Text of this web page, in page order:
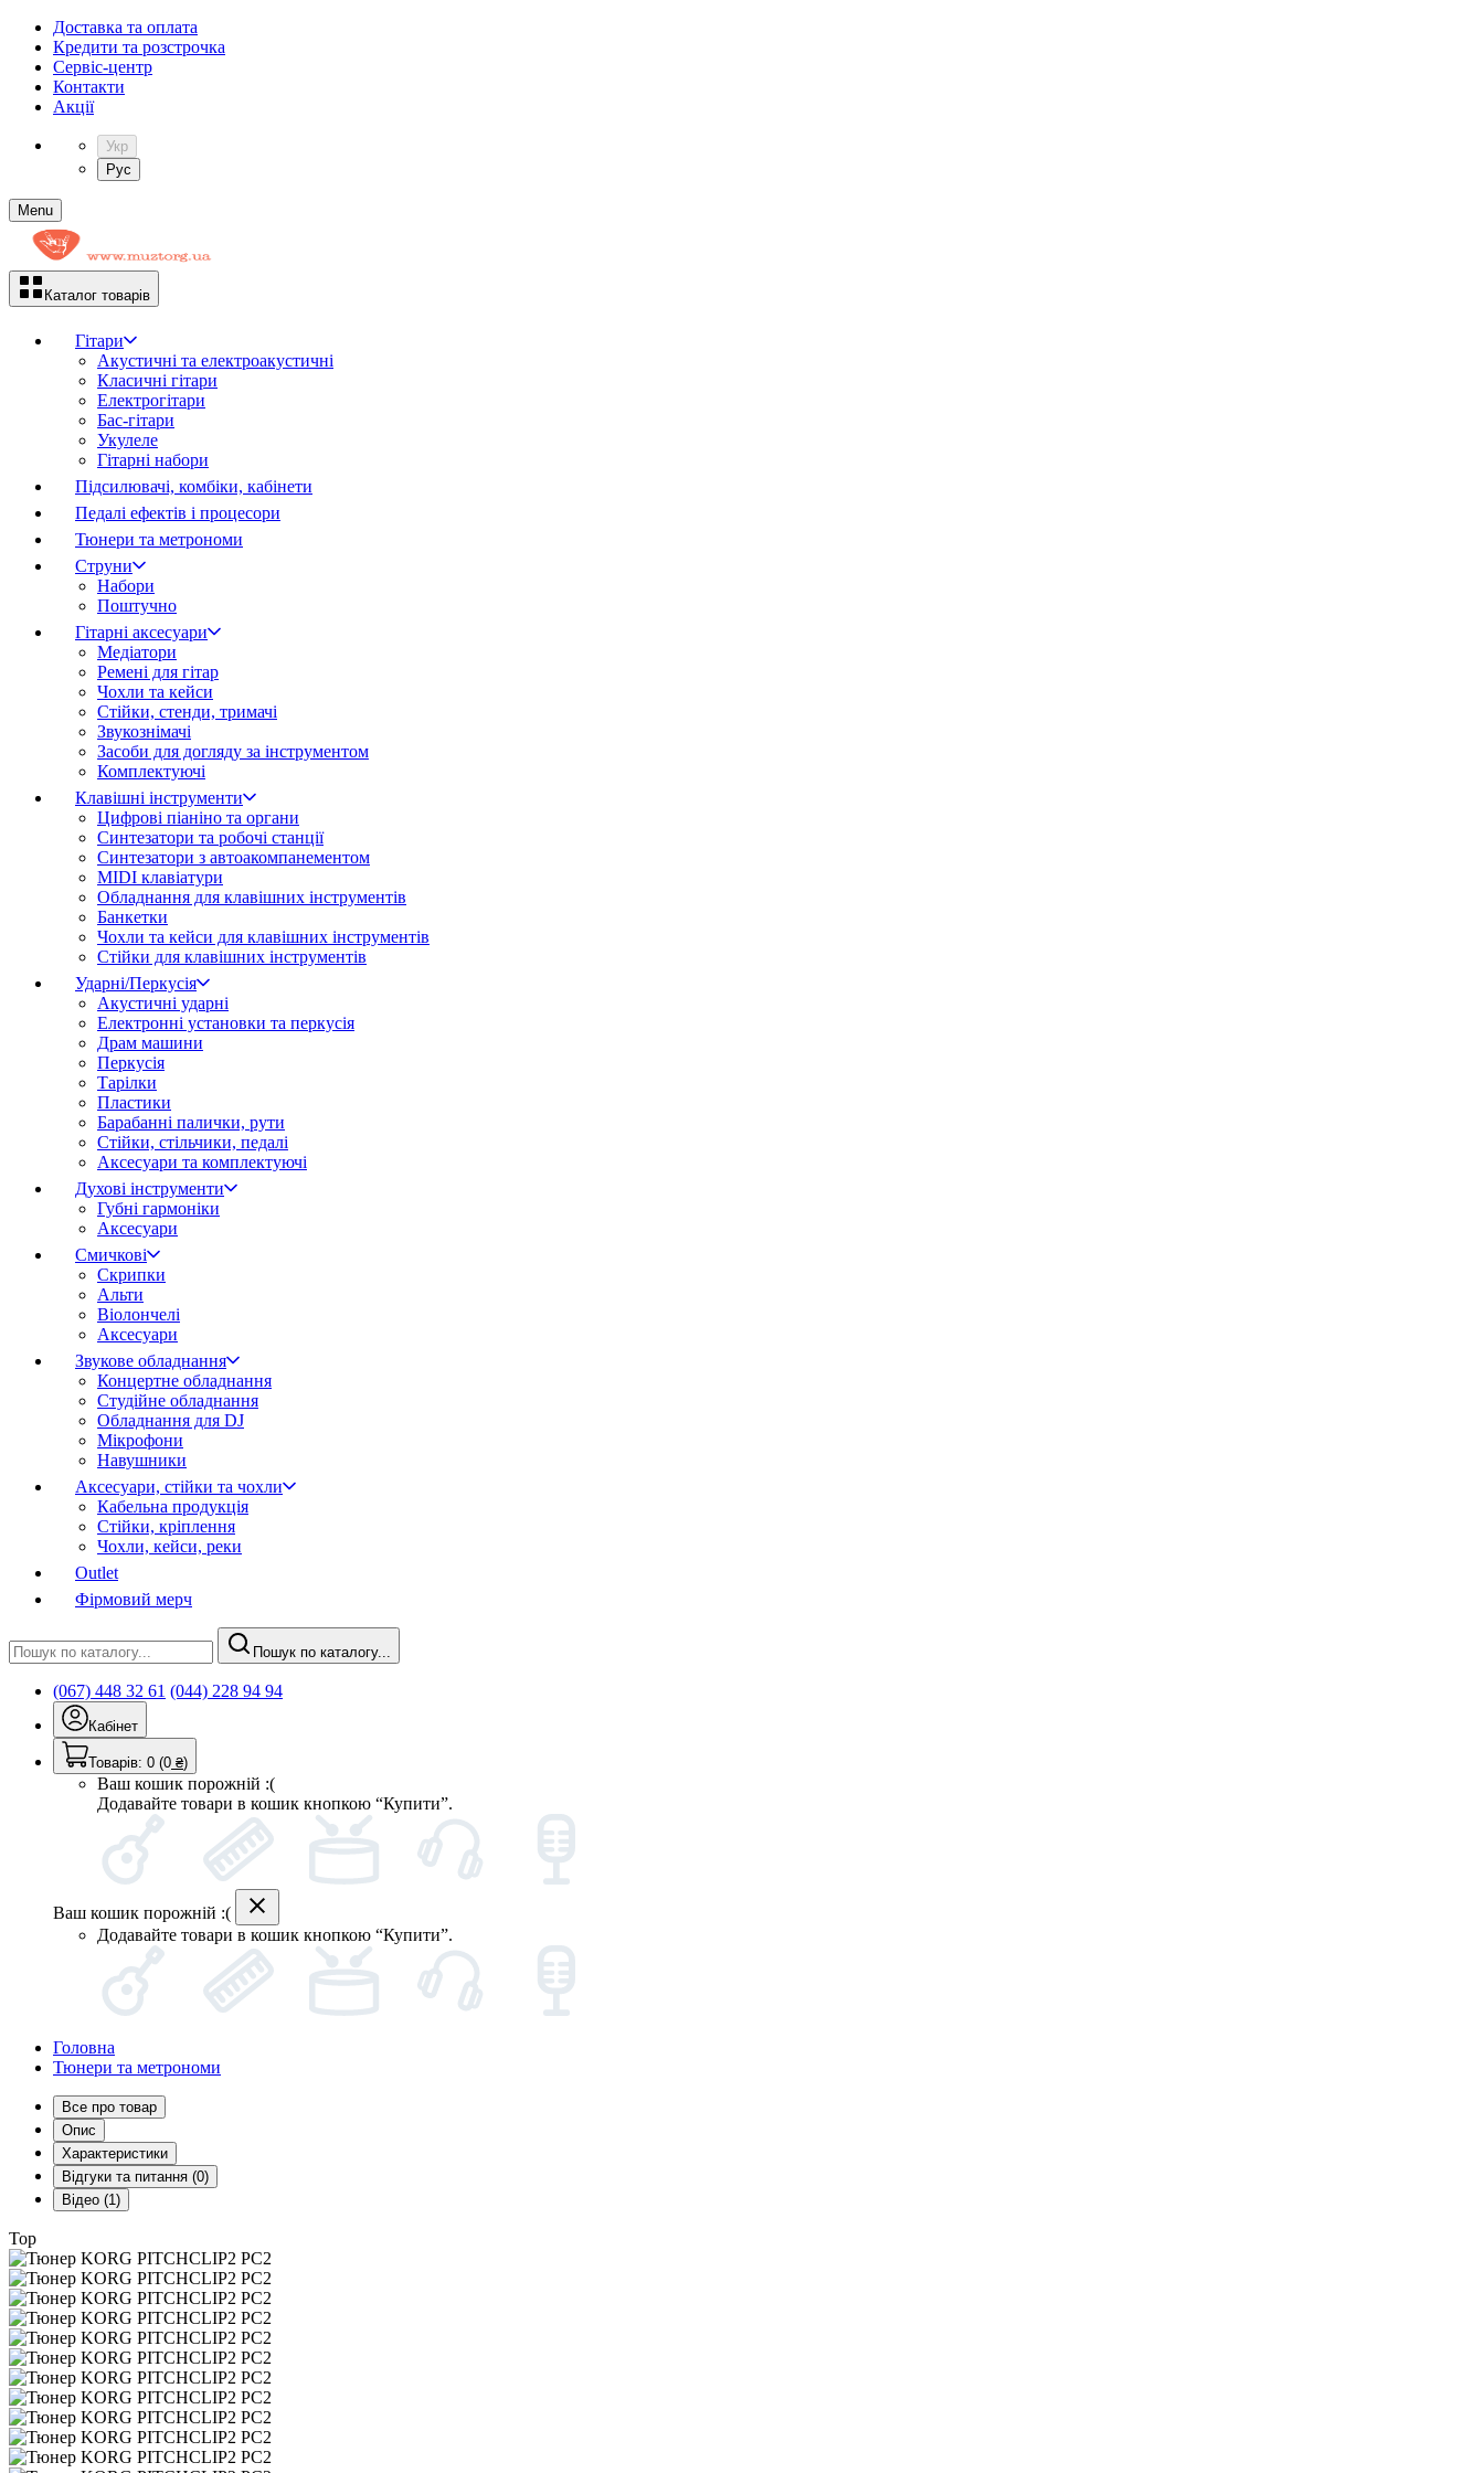
Доставка та оплата
Кредити та розстрочка
Сервіc-центр
Контакти
Акції
Укр
Рус
Menu
Каталог товарів
Гітари
Акустичні та електроакустичні
Класичні гітари
Електрогітари
Бас-гітари
Укулеле
Гітарні набори
Підсилювачі, комбіки, кабінети
Педалі ефектів і процесори
Тюнери та метрономи
Струни
Набори
Поштучно
Гітарні аксесуари
Медіатори
Ремені для гітар
Чохли та кейси
Стійки, стенди, тримачі
Звукознімачі
Засоби для догляду за інструментом
Комплектуючі
Клавішні інструменти
Цифрові піаніно та органи
Синтезатори та робочі станції
Синтезатори з автоакомпанементом
MIDI клавіатури
Обладнання для клавішних інструментів
Банкетки
Чохли та кейси для клавішних інструментів
Стійки для клавішних інструментів
Ударні/Перкусія
Акустичні ударні
Електронні установки та перкусія
Драм машини
Перкусія
Тарілки
Пластики
Барабанні палички, рути
Стійки, стільчики, педалі
Аксесуари та комплектуючі
Духові інструменти
Губні гармоніки
Аксесуари
Смичкові
Скрипки
Альти
Віолончелі
Аксесуари
Звукове обладнання
Концертне обладнання
Студійне обладнання
Обладнання для DJ
Мікрофони
Навушники
Аксесуари, стійки та чохли
Кабельна продукція
Стійки, кріплення
Чохли, кейси, реки
Outlet
Фірмовий мерч
Пошук по каталогу...
(067) 448 32 61 (044) 228 94 94
Кабінет
Товарів: 0 (0 ₴)
Ваш кошик порожній :(
Додавайте товари в кошик кнопкою “Купити”.
Ваш кошик порожній :(
Додавайте товари в кошик кнопкою “Купити”.
Головна
Тюнери та метрономи
Все про товар
Опис
Характеристики
Відгуки та питання (0)
Відео (1)
Top